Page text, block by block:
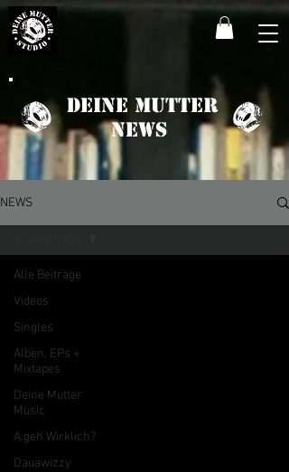
Deine Mutter
News
NEWS
Alle Beiträge
Videos
Singles
Alben, EPs +
Mixtapes
Deine Mutter
Music
A.geh Wirklich?
Dauawizzy